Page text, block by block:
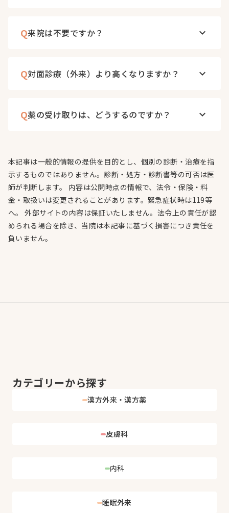
Q来院は不要ですか？ keyboard_arrow_down
Q対面診療（外来）より高くなりますか？ keyboard_arrow_down
Q薬の受け取りは、どうするのですか？ keyboard_arrow_down
本記事は一般的情報の提供を目的とし、個別の診断・治療を指
示するものではありません。診断・処方・診断書等の可否は医
師が判断します。 内容は公開時点の情報で、法令・保険・料
金・取扱いは変更されることがあります。緊急症状時は119等
へ。 外部サイトの内容は保証いたしません。法令上の責任が認
められる場合を除き、当院は本記事に基づく損害につき責任を
負いません。
カテゴリーから探す
漢方外来・漢方薬
皮膚科
内科
睡眠外来